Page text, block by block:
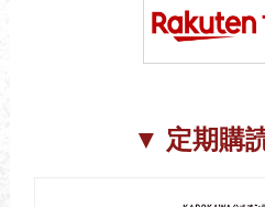
▼ 定期購